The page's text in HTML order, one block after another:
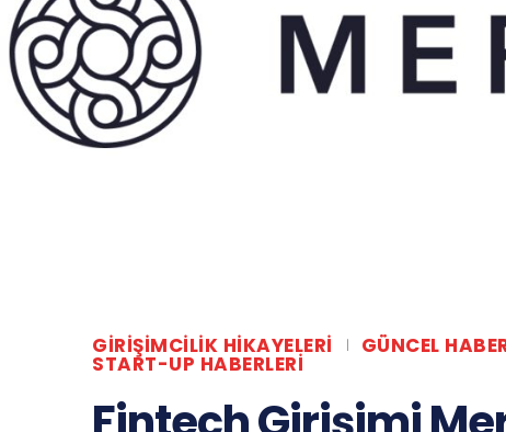
GIRIŞIMCILIK HIKAYELERI GÜNCEL
START-UP HABERLERI